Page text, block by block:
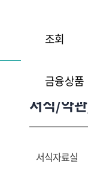
조회
금융상품
서식/약
서식자료실